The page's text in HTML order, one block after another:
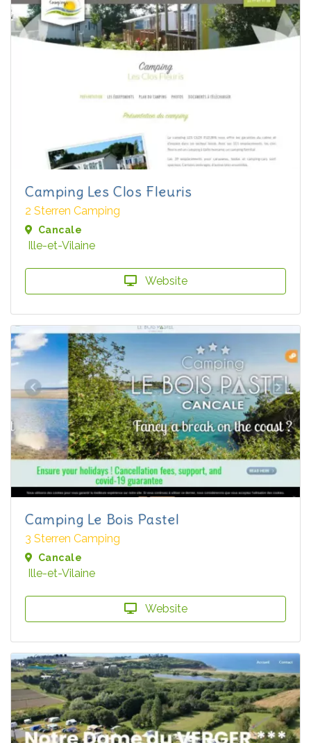
Camping Les Clos Fleuris
2 Sterren Camping
Cancale
Ille-et-Vilaine
Website
Camping Le Bois Pastel
3 Sterren Camping
Cancale
Ille-et-Vilaine
Website